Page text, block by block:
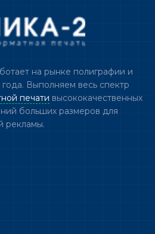
на рынке полиграфии и
Выполняем весь спектр
печати высококачественных
больших размеров для
рекламы.